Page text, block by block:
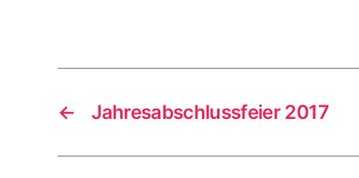
← Jahresabschlussfeier 2017